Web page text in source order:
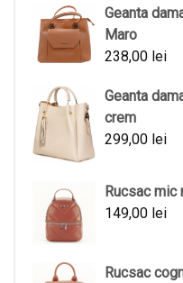
Geanta
Maro
238,00 lei
Geanta
crem
299,00 lei
Rucsac mic
149,00 lei
Rucsac